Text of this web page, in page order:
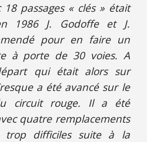
passages « clés » était
1986 J. Godoffe et J.
pour en faire un
à porte de 30 voies. A
qui était alors sur
a été avancé sur le
circuit rouge. Il a été
quatre remplacements
trop difficiles suite à la